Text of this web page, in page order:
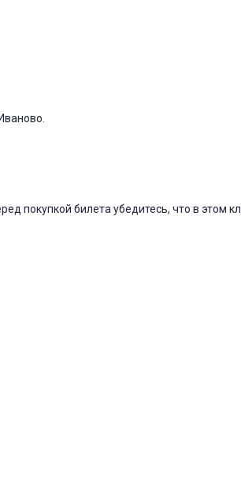
покупкой билета убедитесь, что в этом